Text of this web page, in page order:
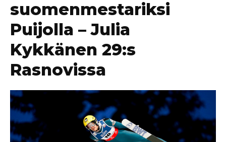
suomenmestariksi
Puijolla – Julia
Kykkänen 29:s
Rasnovissa